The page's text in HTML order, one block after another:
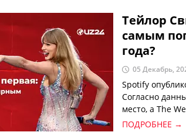
со спадом,
Тейлор
самым
года?
05 Декабрь,
Spotify
Согласно
место, а The
Дрейку, 5-е —
ПОДРОБНЕЕ →